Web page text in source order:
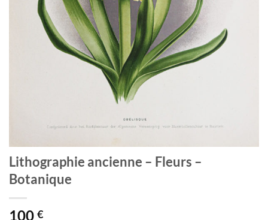
Lithographie ancienne – Fleurs –
Botanique
100 €